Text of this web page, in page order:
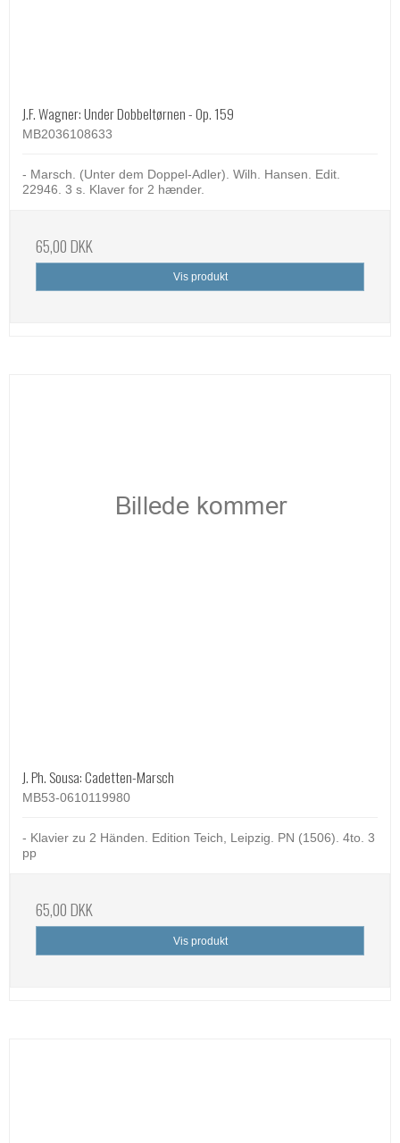
J.F. Wagner: Under Dobbeltørnen - Op. 159
MB2036108633
- Marsch. (Unter dem Doppel-Adler). Wilh. Hansen. Edit.
22946. 3 s. Klaver for 2 hænder.
65,00 DKK
Vis produkt
J. Ph. Sousa: Cadetten-Marsch
MB53-0610119980
- Klavier zu 2 Händen. Edition Teich, Leipzig. PN (1506). 4to. 3
pp
65,00 DKK
Vis produkt